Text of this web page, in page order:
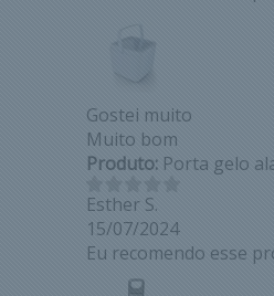
Gostei muito
Muito bom
Produto:Porta gelo
Esther S.
15/07/2024
Eu recomendo esse